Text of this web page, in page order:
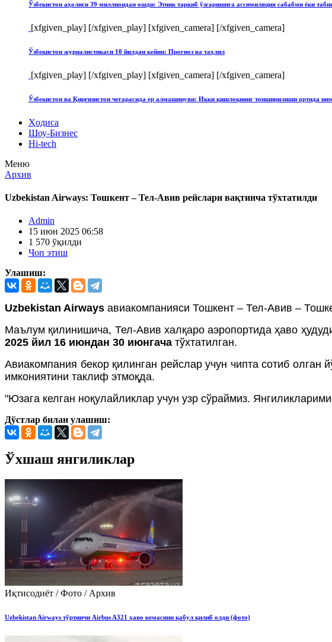
Ўзбекистон аҳолиси 39 миллиондан ошди: Этник таркиб ўзгаришига ассимиляция сабабми ёки
[xfgiven_play] [/xfgiven_play] [xfgiven_camera] [/xfgiven_camera]
Ўзбекистон журналистикаси 10 йилдан кейин: Прогноз ва таҳлил
[xfgiven_play] [/xfgiven_play] [xfgiven_camera] [/xfgiven_camera]
Ўзбекистон ва Қирғизистон чегарасида ер алмашинуви: Икки қишлоқнинг топширилиши ортида
Ҳодиса
Шоу-Бизнес
Hi-tech
Меню
Архив
Uzbekistan Airways: Тошкент – Тел-Авив рейслари вақтинча тўхтатилди
Admin
15 июн 2025 06:58
1 570 ўқилди
Чоп этиш
Улашиш:
Uzbekistan Airways авиакомпанияси Тошкент – Тел-Авив –
Маълум қилинишича, Тел-Авив халқаро аэропортида ҳаво
2025 йил 16 июндан 30 июнгача тўхтатилган.
Авиакомпания бекор қилинган рейслар учун чипта сотиб олган
имкониятини таклиф этмоқда.
"Юзага келган ноқулайликлар учун узр сўраймиз.
Дўстлар билан улашиш:
Ўхшаш янгиликлар
Иқтисодиёт / Фото / Архив
Uzbekistan Airways тўртинчи Airbus A321 ҳаво кемасини қабул қилиб олди (фото)